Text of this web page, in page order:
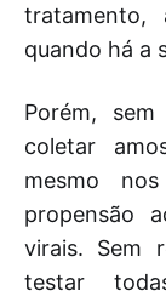
tratamento,
quando há a
Porém,
coletar
mesmo
propensão
virais. Sem
testar